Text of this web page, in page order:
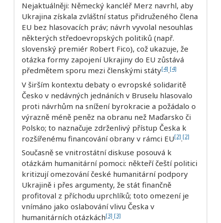
Nejaktuálněji: Německý kancléř Merz navrhl, aby
Ukrajina získala zvláštní status přidruženého člena
EU bez hlasovacích práv; návrh vyvolal nesouhlas
některých středoevropských politiků (např.
slovenský premiér Robert Fico), což ukazuje, že
otázka formy zapojení Ukrajiny do EU zůstává
předmětem sporu mezi členskými státy[4].[4]
V širším kontextu debaty o evropské solidaritě
Česko v nedávných jednáních v Bruselu hlasovalo
proti návrhům na snížení byrokracie a požádalo o
výrazně méně peněz na obranu než Maďarsko či
Polsko; to naznačuje zdrženlivý přístup Česka k
rozšířenému financování obrany v rámci EU[2].[2]
Současně se vnitrostátní diskuse posouvá k
otázkám humanitární pomoci: někteří čeští politici
kritizují omezování české humanitární podpory
Ukrajině i přes argumenty, že stát finančně
profitoval z příchodu uprchlíků; toto omezení je
vnímáno jako oslabování vlivu Česka v
humanitárních otázkách[3].[3]